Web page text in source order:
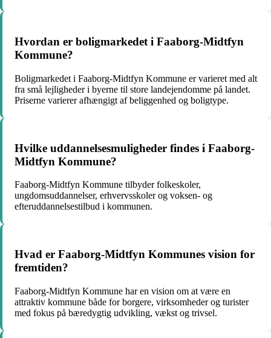
Hvordan er boligmarkedet i Faaborg-Midtfyn
Kommune?
Boligmarkedet i Faaborg-Midtfyn Kommune er varieret med alt
fra små lejligheder i byerne til store landejendomme på landet.
Priserne varierer afhængigt af beliggenhed og boligtype.
Hvilke uddannelsesmuligheder findes i Faaborg-
Midtfyn Kommune?
Faaborg-Midtfyn Kommune tilbyder folkeskoler,
ungdomsuddannelser, erhvervsskoler og voksen- og
efteruddannelsestilbud i kommunen.
Hvad er Faaborg-Midtfyn Kommunes vision for
fremtiden?
Faaborg-Midtfyn Kommune har en vision om at være en
attraktiv kommune både for borgere, virksomheder og turister
med fokus på bæredygtig udvikling, vækst og trivsel.